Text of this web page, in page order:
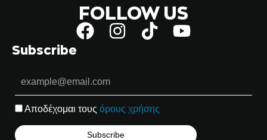
FOLLOW US
Subscribe
Αποδέχομαι τους όρους χρήσης